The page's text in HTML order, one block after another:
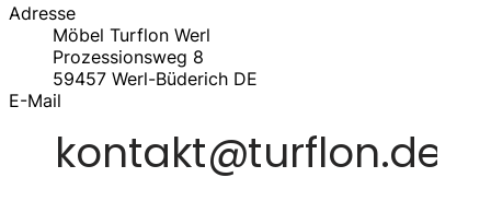
Adresse
Möbel Turflon Werl
Prozessionsweg 8
59457 Werl-Büderich DE
E-Mail